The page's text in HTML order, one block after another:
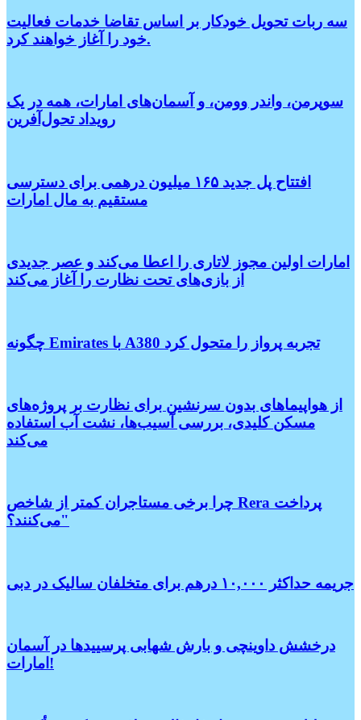
سه ربات تحویل خودکار بر اساس تقاضا خدمات فعالیت
خود را آغاز خواهند کرد.
سوپرمن، واندر وومن، و آسمان‌های امارات، همه در یک
رویداد تحول‌آفرین
افتتاح پل جدید ۱۶۵ میلیون درهمی برای دسترسی
مستقیم به مال امارات
امارات اولین مجوز لاتاری را اعطا می‌کند و عصر جدیدی
از بازی‌های تحت نظارت را آغاز می‌کند
چگونه Emirates با A380 تجربه پرواز را متحول کرد
از هواپیماهای بدون سرنشین برای نظارت بر پروژه‌های
مسکن کلیدی، بررسی آسیب‌ها، نشت آب استفاده
می‌کند
چرا برخی مستاجران کمتر از شاخص Rera پرداخت
می‌کنند؟"
جریمه حداکثر ۱۰,۰۰۰ درهم برای متخلفان سالیک در دبی
درخشش داوینچی و بارش شهابی پرسییدها در آسمان
امارات!